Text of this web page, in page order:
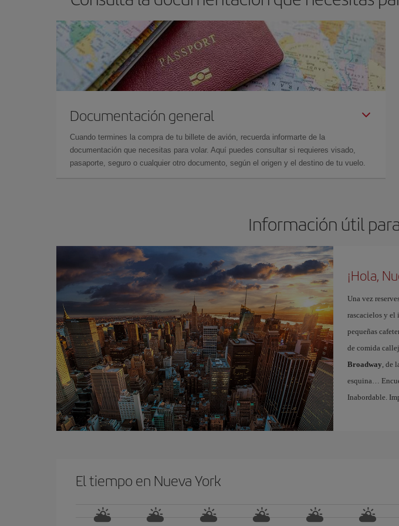
Documentación general
Cuando termines la compra de tu billete de avión, recuerda informarte de la
documentación que necesitas para volar. Aquí puedes consultar si requieres visado,
pasaporte, seguro o cualquier otro documento, según el origen y el destino de tu vuelo.
Información útil
¡Hola,
Una vez
rascacielos y
pequeñas
de comida
Broadway, de
esquina…
Inabordable.
El tiempo en Nueva York